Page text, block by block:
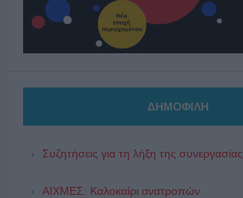
ΔΗΜΟΦΙΛΗ
Συζητήσεις για τη λήξη της συνεργασίας
ΑΙΧΜΕΣ: Καλοκαίρι ανατροπών